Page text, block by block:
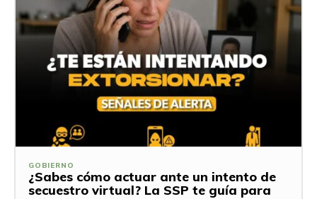
GOBIERNO
¿Sabes cómo actuar ante un intento de
secuestro virtual? La SSP te guía para